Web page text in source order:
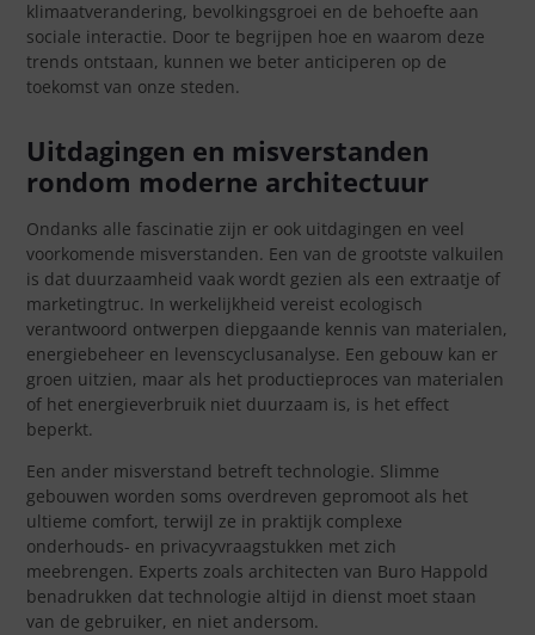
klimaatverandering, bevolkingsgroei en de behoefte aan
sociale interactie. Door te begrijpen hoe en waarom deze
trends ontstaan, kunnen we beter anticiperen op de
toekomst van onze steden.
Uitdagingen en misverstanden
rondom moderne architectuur
Ondanks alle fascinatie zijn er ook uitdagingen en veel
voorkomende misverstanden. Een van de grootste valkuilen
is dat duurzaamheid vaak wordt gezien als een extraatje of
marketingtruc. In werkelijkheid vereist ecologisch
verantwoord ontwerpen diepgaande kennis van materialen,
energiebeheer en levenscyclusanalyse. Een gebouw kan er
groen uitzien, maar als het productieproces van materialen
of het energieverbruik niet duurzaam is, is het effect
beperkt.
Een ander misverstand betreft technologie. Slimme
gebouwen worden soms overdreven gepromoot als het
ultieme comfort, terwijl ze in praktijk complexe
onderhouds- en privacyvraagstukken met zich
meebrengen. Experts zoals architecten van Buro Happold
benadrukken dat technologie altijd in dienst moet staan
van de gebruiker, en niet andersom.